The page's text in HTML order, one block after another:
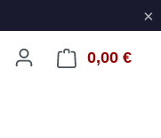
×
0,00 €